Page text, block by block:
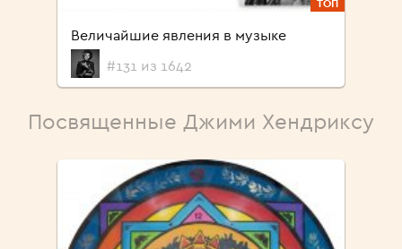
ТОП
Величайшие явления в музыке
#131 из 1642
Посвященные Джими Хендриксу